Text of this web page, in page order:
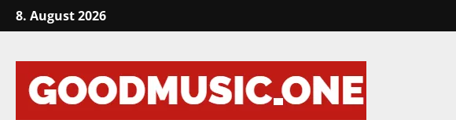
Skip
to
8. August 2026